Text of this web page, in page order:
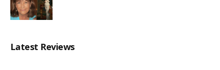
Latest Reviews